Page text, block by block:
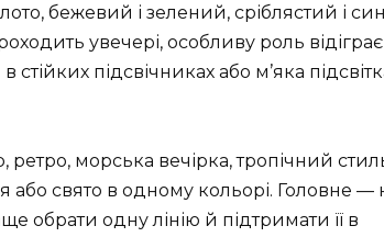
бежевий і зелений, сріблястий і
увечері, особливу роль відіграє
стійких підсвічниках або м’яка
морська вечірка, тропічний
або свято в одному кольорі. Головне —
обрати одну лінію й підтримати її в